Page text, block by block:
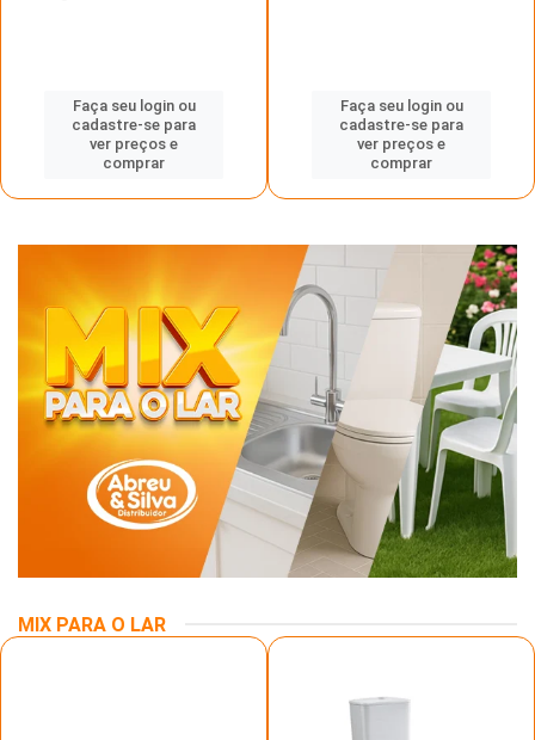
Faça seu login ou
cadastre-se para
ver preços e
comprar
Faça seu login ou
cadastre-se para
ver preços e
comprar
MIX PARA O LAR